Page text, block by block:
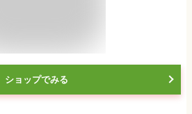
ショップでみる